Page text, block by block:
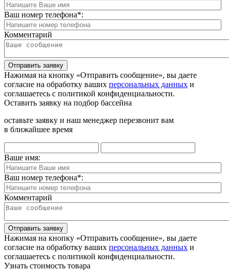
Ваш номер телефона*:
Комментарий
Отправить заявку
Нажимая на кнопку «Отправить сообщение», вы даете
согласие на обработку ваших персональных данных и
соглашаетесь с политикой конфиденциальности.
Оставить заявку на подбор бассейна
оставьте заявку и наш менеджер перезвонит вам
в ближайшее время
Ваше имя:
Ваш номер телефона*:
Комментарий
Отправить заявку
Нажимая на кнопку «Отправить сообщение», вы даете
согласие на обработку ваших персональных данных и
соглашаетесь с политикой конфиденциальности.
Узнать стоимость товара